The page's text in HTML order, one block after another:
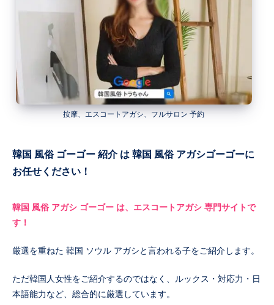
按摩、エスコートアガシ、フルサロン 予約
韓国 風俗 ゴーゴー 紹介 は 韓国 風俗 アガシゴーゴーに
お任せください！
韓国 風俗 アガシ ゴーゴー は、エスコートアガシ 専門サイトで
す！
厳選を重ねた 韓国 ソウル アガシと言われる子をご紹介します。
ただ韓国人女性をご紹介するのではなく、ルックス・対応力・日
本語能力など、総合的に厳選しています。